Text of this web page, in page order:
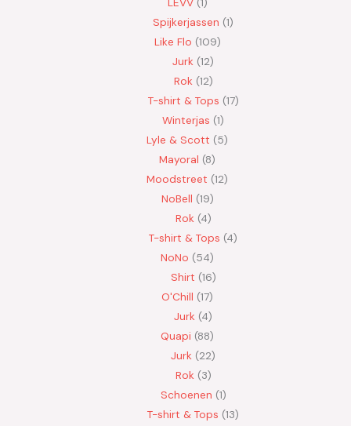
Spijkerjassen 1
Like Flo 109
Jurk 12
Rok 12
T-shirt & Tops 17
Winterjas 1
Lyle & Scott
5
Mayoral 8
Moodstreet 12
NoBell 19
Rok 4
T-shirt & Tops 4
NoNo
54
Shirt 16
O'Chill 17
Jurk 4
Quapi 88
Jurk 22
Rok 3
Schoenen 1
T-shirt & Tops 13